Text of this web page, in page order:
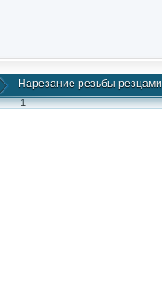
Нарезание резьбы резцами
1